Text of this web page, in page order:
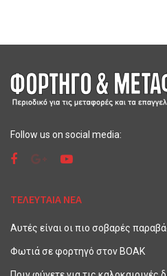
Follow us on social media:
ΤΕΛΕΥΤΑΙΑ ΝΕΑ
Αυτές είναι οι πιο σοβαρές
Φωτιά σε φορτηγό στον ΒΟΑΚ